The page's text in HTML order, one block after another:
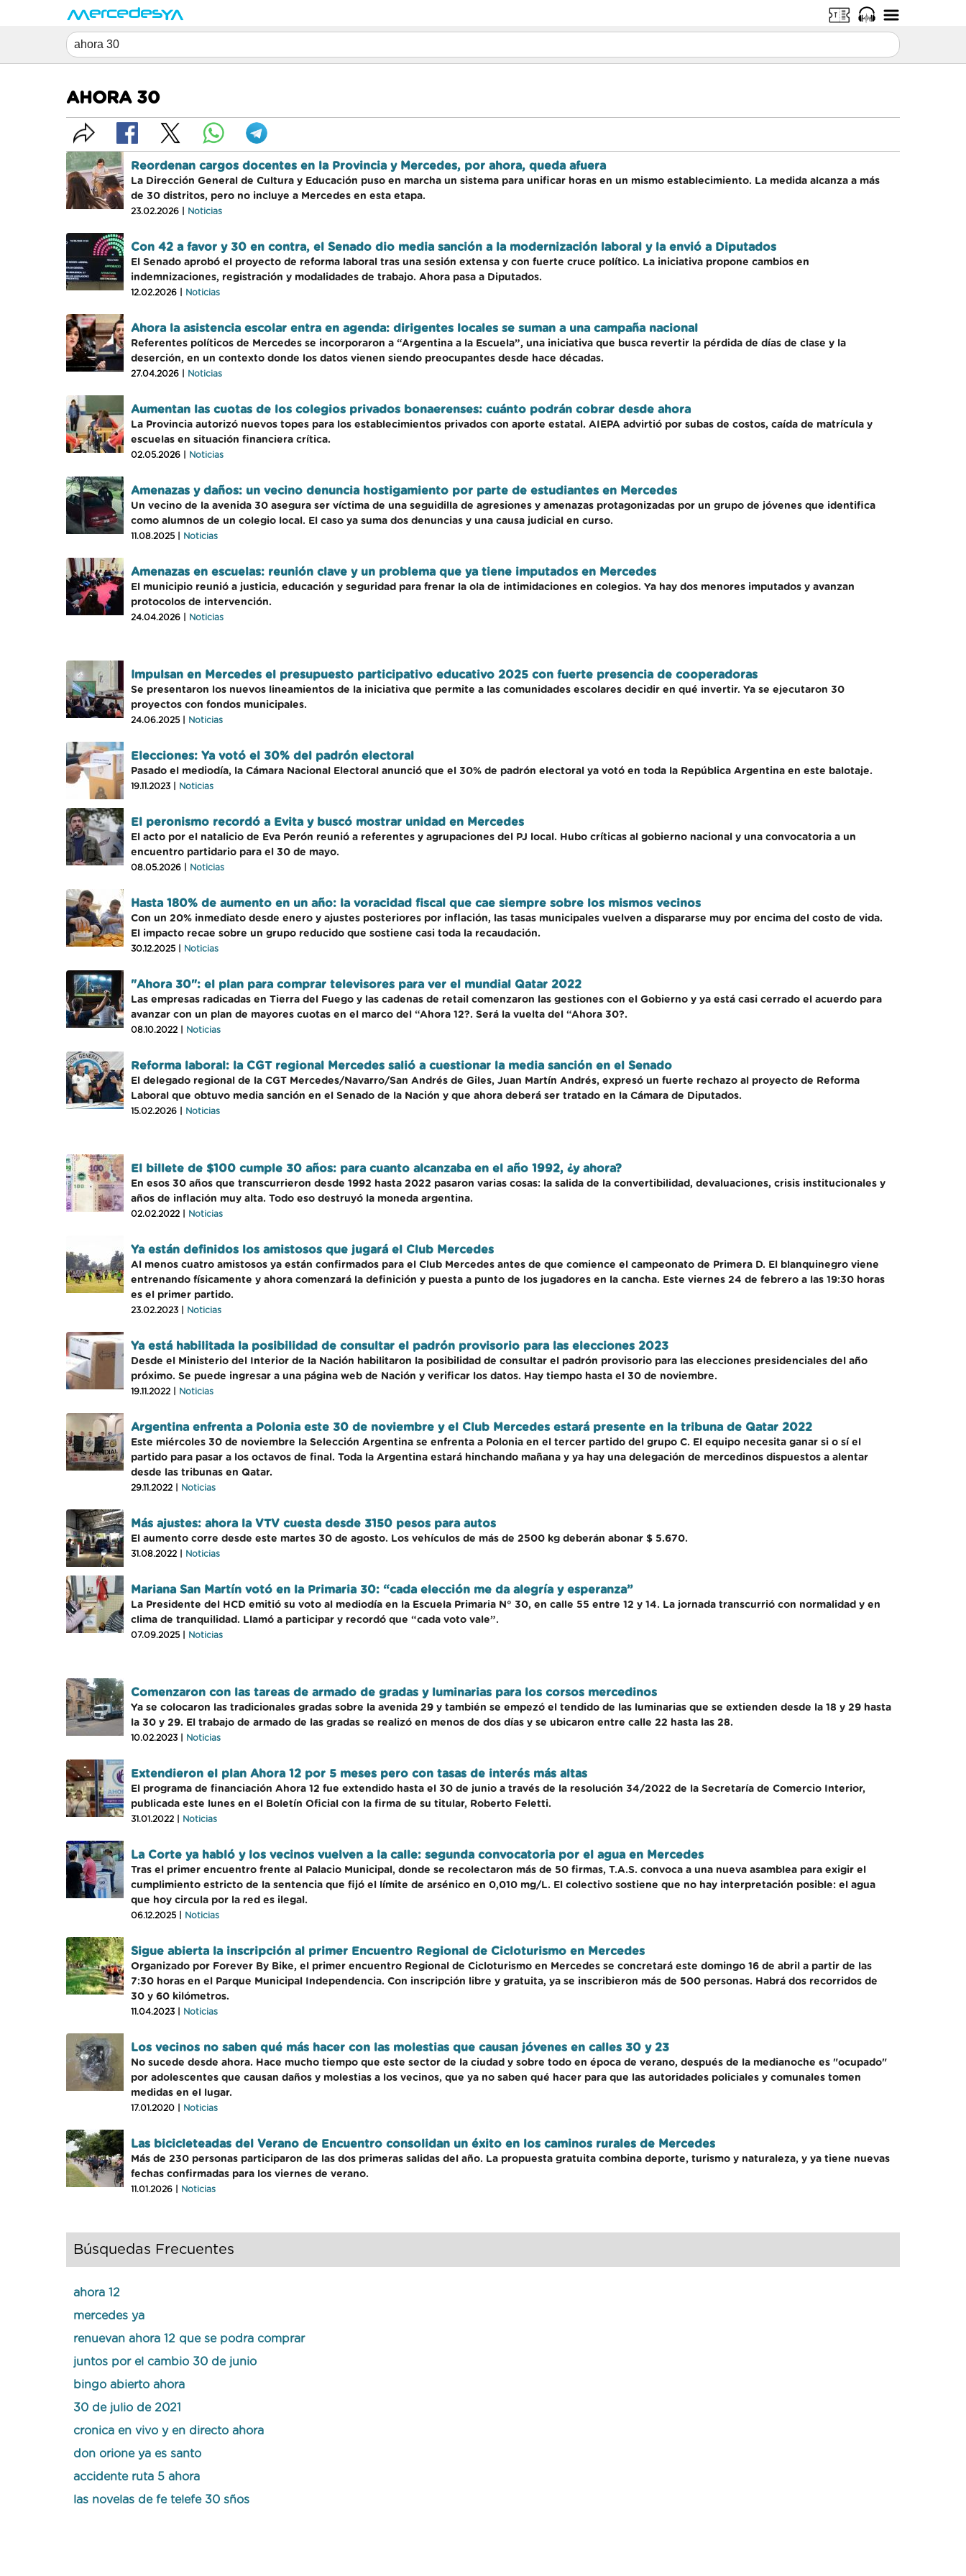
AHORA 30
Reordenan cargos docentes en la Provincia y Mercedes, por ahora, queda afuera
La Dirección General de Cultura y Educación puso en marcha un sistema para unificar horas en un mismo establecimiento. La medida alcanza a más
de 30 distritos, pero no incluye a Mercedes en esta etapa.
23.02.2026 | Noticias
Con 42 a favor y 30 en contra, el Senado dio media sanción a la modernización laboral y la envió a Diputados
El Senado aprobó el proyecto de reforma laboral tras una sesión extensa y con fuerte cruce político. La iniciativa propone cambios en
indemnizaciones, registración y modalidades de trabajo. Ahora pasa a Diputados.
12.02.2026 | Noticias
Ahora la asistencia escolar entra en agenda: dirigentes locales se suman a una campaña nacional
Referentes políticos de Mercedes se incorporaron a “Argentina a la Escuela”, una iniciativa que busca revertir la pérdida de días de clase y la
deserción, en un contexto donde los datos vienen siendo preocupantes desde hace décadas.
27.04.2026 | Noticias
Aumentan las cuotas de los colegios privados bonaerenses: cuánto podrán cobrar desde ahora
La Provincia autorizó nuevos topes para los establecimientos privados con aporte estatal. AIEPA advirtió por subas de costos, caída de matrícula y
escuelas en situación financiera crítica.
02.05.2026 | Noticias
Amenazas y daños: un vecino denuncia hostigamiento por parte de estudiantes en Mercedes
Un vecino de la avenida 30 asegura ser víctima de una seguidilla de agresiones y amenazas protagonizadas por un grupo de jóvenes que identifica
como alumnos de un colegio local. El caso ya suma dos denuncias y una causa judicial en curso.
11.08.2025 | Noticias
Amenazas en escuelas: reunión clave y un problema que ya tiene imputados en Mercedes
El municipio reunió a justicia, educación y seguridad para frenar la ola de intimidaciones en colegios. Ya hay dos menores imputados y avanzan
protocolos de intervención.
24.04.2026 | Noticias
Impulsan en Mercedes el presupuesto participativo educativo 2025 con fuerte presencia de cooperadoras
Se presentaron los nuevos lineamientos de la iniciativa que permite a las comunidades escolares decidir en qué invertir. Ya se ejecutaron 30
proyectos con fondos municipales.
24.06.2025 | Noticias
Elecciones: Ya votó el 30% del padrón electoral
Pasado el mediodía, la Cámara Nacional Electoral anunció que el 30% de padrón electoral ya votó en toda la República Argentina en este balotaje.
19.11.2023 | Noticias
El peronismo recordó a Evita y buscó mostrar unidad en Mercedes
El acto por el natalicio de Eva Perón reunió a referentes y agrupaciones del PJ local. Hubo críticas al gobierno nacional y una convocatoria a un
encuentro partidario para el 30 de mayo.
08.05.2026 | Noticias
Hasta 180% de aumento en un año: la voracidad fiscal que cae siempre sobre los mismos vecinos
Con un 20% inmediato desde enero y ajustes posteriores por inflación, las tasas municipales vuelven a dispararse muy por encima del costo de vida.
El impacto recae sobre un grupo reducido que sostiene casi toda la recaudación.
30.12.2025 | Noticias
"Ahora 30": el plan para comprar televisores para ver el mundial Qatar 2022
Las empresas radicadas en Tierra del Fuego y las cadenas de retail comenzaron las gestiones con el Gobierno y ya está casi cerrado el acuerdo para
avanzar con un plan de mayores cuotas en el marco del “Ahora 12?. Será la vuelta del “Ahora 30?.
08.10.2022 | Noticias
Reforma laboral: la CGT regional Mercedes salió a cuestionar la media sanción en el Senado
El delegado regional de la CGT Mercedes/Navarro/San Andrés de Giles, Juan Martín Andrés, expresó un fuerte rechazo al proyecto de Reforma
Laboral que obtuvo media sanción en el Senado de la Nación y que ahora deberá ser tratado en la Cámara de Diputados.
15.02.2026 | Noticias
El billete de $100 cumple 30 años: para cuanto alcanzaba en el año 1992, ¿y ahora?
En esos 30 años que transcurrieron desde 1992 hasta 2022 pasaron varias cosas: la salida de la convertibilidad, devaluaciones, crisis institucionales y
años de inflación muy alta. Todo eso destruyó la moneda argentina.
02.02.2022 | Noticias
Ya están definidos los amistosos que jugará el Club Mercedes
Al menos cuatro amistosos ya están confirmados para el Club Mercedes antes de que comience el campeonato de Primera D. El blanquinegro viene
entrenando físicamente y ahora comenzará la definición y puesta a punto de los jugadores en la cancha. Este viernes 24 de febrero a las 19:30 horas
es el primer partido.
23.02.2023 | Noticias
Ya está habilitada la posibilidad de consultar el padrón provisorio para las elecciones 2023
Desde el Ministerio del Interior de la Nación habilitaron la posibilidad de consultar el padrón provisorio para las elecciones presidenciales del año
próximo. Se puede ingresar a una página web de Nación y verificar los datos. Hay tiempo hasta el 30 de noviembre.
19.11.2022 | Noticias
Argentina enfrenta a Polonia este 30 de noviembre y el Club Mercedes estará presente en la tribuna de Qatar 2022
Este miércoles 30 de noviembre la Selección Argentina se enfrenta a Polonia en el tercer partido del grupo C. El equipo necesita ganar si o sí el
partido para pasar a los octavos de final. Toda la Argentina estará hinchando mañana y ya hay una delegación de mercedinos dispuestos a alentar
desde las tribunas en Qatar.
29.11.2022 | Noticias
Más ajustes: ahora la VTV cuesta desde 3150 pesos para autos
El aumento corre desde este martes 30 de agosto. Los vehículos de más de 2500 kg deberán abonar $ 5.670.
31.08.2022 | Noticias
Mariana San Martín votó en la Primaria 30: “cada elección me da alegría y esperanza”
La Presidente del HCD emitió su voto al mediodía en la Escuela Primaria N° 30, en calle 55 entre 12 y 14. La jornada transcurrió con normalidad y en
clima de tranquilidad. Llamó a participar y recordó que “cada voto vale”.
07.09.2025 | Noticias
Comenzaron con las tareas de armado de gradas y luminarias para los corsos mercedinos
Ya se colocaron las tradicionales gradas sobre la avenida 29 y también se empezó el tendido de las luminarias que se extienden desde la 18 y 29 hasta
la 30 y 29. El trabajo de armado de las gradas se realizó en menos de dos días y se ubicaron entre calle 22 hasta las 28.
10.02.2023 | Noticias
Extendieron el plan Ahora 12 por 5 meses pero con tasas de interés más altas
El programa de financiación Ahora 12 fue extendido hasta el 30 de junio a través de la resolución 34/2022 de la Secretaría de Comercio Interior,
publicada este lunes en el Boletín Oficial con la firma de su titular, Roberto Feletti.
31.01.2022 | Noticias
La Corte ya habló y los vecinos vuelven a la calle: segunda convocatoria por el agua en Mercedes
Tras el primer encuentro frente al Palacio Municipal, donde se recolectaron más de 50 firmas, T.A.S. convoca a una nueva asamblea para exigir el
cumplimiento estricto de la sentencia que fijó el límite de arsénico en 0,010 mg/L. El colectivo sostiene que no hay interpretación posible: el agua
que hoy circula por la red es ilegal.
06.12.2025 | Noticias
Sigue abierta la inscripción al primer Encuentro Regional de Cicloturismo en Mercedes
Organizado por Forever By Bike, el primer encuentro Regional de Cicloturismo en Mercedes se concretará este domingo 16 de abril a partir de las
7:30 horas en el Parque Municipal Independencia. Con inscripción libre y gratuita, ya se inscribieron más de 500 personas. Habrá dos recorridos de
30 y 60 kilómetros.
11.04.2023 | Noticias
Los vecinos no saben qué más hacer con las molestias que causan jóvenes en calles 30 y 23
No sucede desde ahora. Hace mucho tiempo que este sector de la ciudad y sobre todo en época de verano, después de la medianoche es "ocupado"
por adolescentes que causan daños y molestias a los vecinos, que ya no saben qué hacer para que las autoridades policiales y comunales tomen
medidas en el lugar.
17.01.2020 | Noticias
Las bicicleteadas del Verano de Encuentro consolidan un éxito en los caminos rurales de Mercedes
Más de 230 personas participaron de las dos primeras salidas del año. La propuesta gratuita combina deporte, turismo y naturaleza, y ya tiene nuevas
fechas confirmadas para los viernes de verano.
11.01.2026 | Noticias
Búsquedas Frecuentes
ahora 12
mercedes ya
renuevan ahora 12 que se podra comprar
juntos por el cambio 30 de junio
bingo abierto ahora
30 de julio de 2021
cronica en vivo y en directo ahora
don orione ya es santo
accidente ruta 5 ahora
las novelas de fe telefe 30 sños